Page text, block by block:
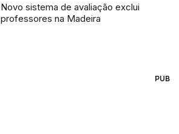
Novo sistema de avaliação exclui
professores na Madeira
PUB